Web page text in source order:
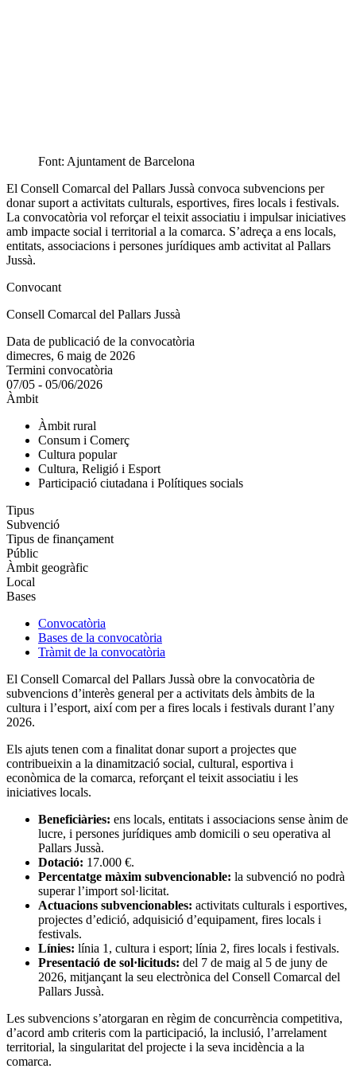
Font: Ajuntament de Barcelona
El Consell Comarcal del Pallars Jussà convoca subvencions per
donar suport a activitats culturals, esportives, fires locals i festivals.
La convocatòria vol reforçar el teixit associatiu i impulsar iniciatives
amb impacte social i territorial a la comarca. S’adreça a ens locals,
entitats, associacions i persones jurídiques amb activitat al Pallars
Jussà.
Convocant
Consell Comarcal del Pallars Jussà
Data de publicació de la convocatòria
dimecres, 6 maig de 2026
Termini convocatòria
07/05 - 05/06/2026
Àmbit
Àmbit rural
Consum i Comerç
Cultura popular
Cultura, Religió i Esport
Participació ciutadana i Polítiques socials
Tipus
Subvenció
Tipus de finançament
Públic
Àmbit geogràfic
Local
Bases
Convocatòria
Bases de la convocatòria
Tràmit de la convocatòria
El Consell Comarcal del Pallars Jussà obre la convocatòria de
subvencions d’interès general per a activitats dels àmbits de la
cultura i l’esport, així com per a fires locals i festivals durant l’any
2026.
Els ajuts tenen com a finalitat donar suport a projectes que
contribueixin a la dinamització social, cultural, esportiva i
econòmica de la comarca, reforçant el teixit associatiu i les
iniciatives locals.
Beneficiàries: ens locals, entitats i associacions sense ànim de
lucre, i persones jurídiques amb domicili o seu operativa al
Pallars Jussà.
Dotació: 17.000 €.
Percentatge màxim subvencionable: la subvenció no podrà
superar l’import sol·licitat.
Actuacions subvencionables: activitats culturals i esportives,
projectes d’edició, adquisició d’equipament, fires locals i
festivals.
Línies: línia 1, cultura i esport; línia 2, fires locals i festivals.
Presentació de sol·licituds: del 7 de maig al 5 de juny de
2026, mitjançant la seu electrònica del Consell Comarcal del
Pallars Jussà.
Les subvencions s’atorgaran en règim de concurrència competitiva,
d’acord amb criteris com la participació, la inclusió, l’arrelament
territorial, la singularitat del projecte i la seva incidència a la
comarca.